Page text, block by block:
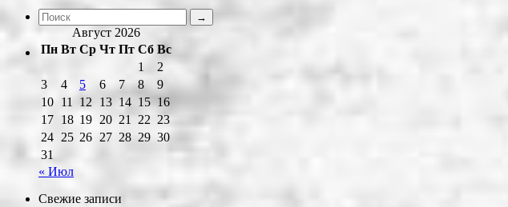
Август 2026
Пн Вт Ср Чт Пт Сб Вс
1
2
3
4 5 6 7 8
9
10 11 12 13 14 15 16
17 18 19 20 21 22 23
24 25 26 27 28 29 30
31
« Июл
Свежие записи